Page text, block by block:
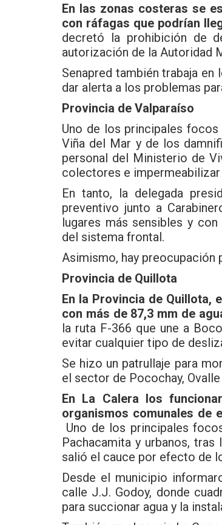
En las zonas costeras se
con ráfagas que podrían
decretó la prohibición de
autorización de la Autoridad
Senapred también trabaja en
dar alerta a los problemas
Provincia de Valparaíso
Uno de los principales
Viña del Mar y de los
personal del Ministerio de
colectores e
En tanto, la delegada
preventivo junto a
lugares más sensibles y
del sistema frontal.
Asimismo, hay preocupación
Provincia de Quillota
En la Provincia de Quillota,
con más de 87,3 mm de
la ruta F-366 que une a
evitar cualquier tipo de
Se hizo un patrullaje para
el sector de Pocochay,
En La Calera los
organismos comunales de
Uno de los principales
Pachacamita y urbanos,
salió el cauce por efecto de
Desde el municipio
calle J.J. Godoy, donde
para succionar agua y la